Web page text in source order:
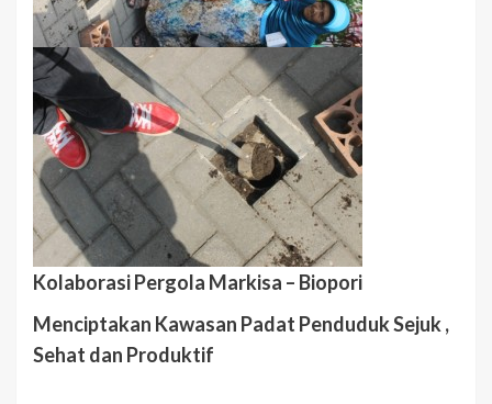
Kolaborasi Pergola Markisa – Biopori
Menciptakan Kawasan Padat Penduduk Sejuk ,
Sehat dan Produktif